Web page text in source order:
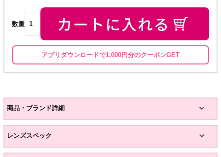
数量
アプリダウンロードで1,000円分のクーポンGET
商品・ブランド詳細
レンズスペック